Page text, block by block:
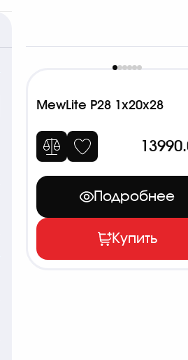
MewLite P28 1x20x28
Подробнее
Купить